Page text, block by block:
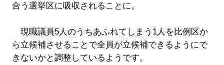
合う選挙区に吸収されることに。
現職議員5人のうちあふれてしまう1人を比例区か
ら立候補させることで全員が立候補できるようにで
きないかと調整しているようです。